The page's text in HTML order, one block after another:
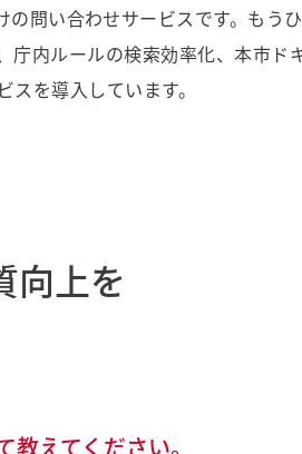
問い合わせサービスです。もう
内ルールの検索効率化、本市ド
を導入しています。
向上を
えてください。